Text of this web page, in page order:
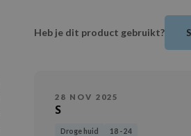
Heb je dit product gebruikt?
28 NOV 2025
S
Droge huid 18 - 24